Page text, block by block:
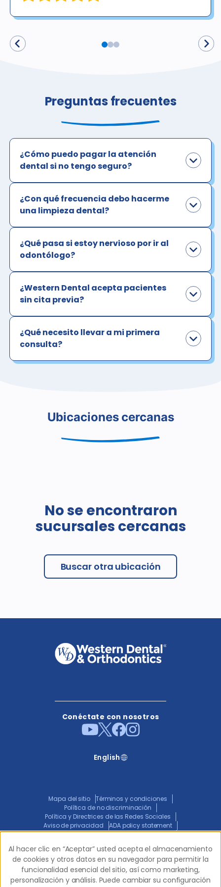
Preguntas frecuentes
¿Cómo puedo pagar la atención
dental si no tengo seguro?
¿Con qué frecuencia debo hacerme
una limpieza dental?
¿Qué pasa si estoy nervioso por ir al
odontólogo?
¿Western Dental acepta pacientes
sin cita previa?
¿Qué necesito llevar a mi primera
consulta?
Ubicaciones cercanas
No se encontraron
sucursales cercanas
Buscar otra ubicación
Conéctate con nosotros
English
Mapa del sitio
Términos y condiciones
Política de no discriminación
Política y Directrices de las Redes Sociales
Aviso de privacidad
ADA policy statement
Aviso Conjunto de Prácticas de Privacidad
© 2026 Western Dental.Todos los derechos
reservados.
Al hacer clic en “Aceptar” usted acepta el almacenamiento
de cookies y otros datos en su navegador para permitir la
funcionalidad esencial del sitio, así como marketing,
personalización y análisis. Puede cambiar su configuración
Al hacer clic en “Aceptar” usted acepta el almacenamiento
de cookies y otros datos en su navegador para permitir la
funcionalidad esencial del sitio, así como marketing,
personalización y análisis. Puede cambiar su configuración